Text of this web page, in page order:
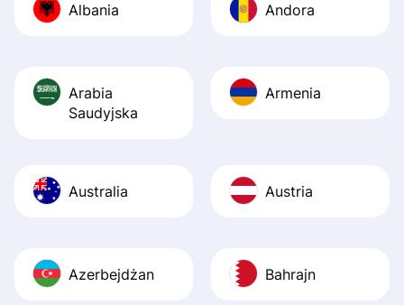
Recommend it!
Albania Andora
Arabia
Saudyjska
Armenia
Australia Austria
Azerbejdżan Bahrajn